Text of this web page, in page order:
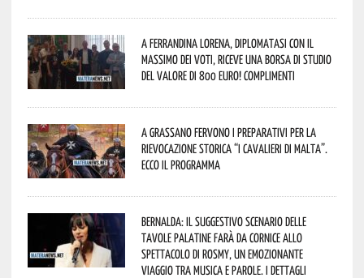
A Ferrandina Lorena, diplomatasi con il
massimo dei voti, riceve una borsa di studio
del valore di 800 euro! Complimenti
A Grassano fervono i preparativi per la
Rievocazione Storica “I CAVALIERI DI MALTA”.
Ecco il programma
Bernalda: il suggestivo scenario delle
Tavole Palatine farà da cornice allo
spettacolo di Rosmy, un emozionante
viaggio tra musica e parole. I dettagli